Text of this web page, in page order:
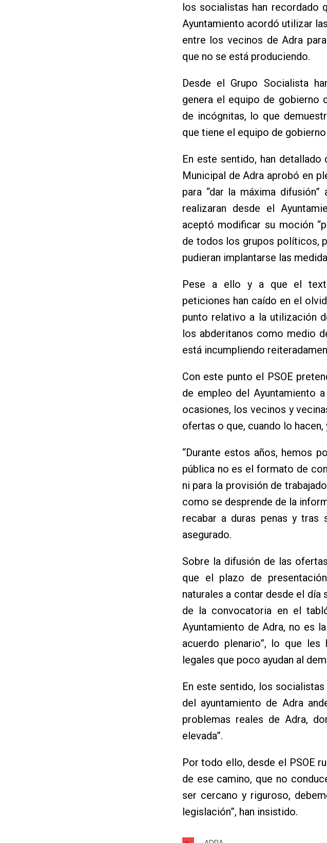
los socialistas han recordado
Ayuntamiento acordó utilizar
entre los vecinos de Adra
que no se está produciendo.
Desde el Grupo Socialista
genera el equipo de gobierno
de incógnitas, lo que
que tiene el equipo de
En este sentido, han
Municipal de Adra aprobó en
para “dar la máxima
realizaran desde el
aceptó modificar su moción
de todos los grupos políticos,
pudieran implantarse las
Pese a ello y a que el
peticiones han caído en el
punto relativo a la utilización
los abderitanos como medio
está incumpliendo
Con este punto el PSOE
de empleo del Ayuntamiento
ocasiones, los vecinos y
ofertas o que, cuando lo hacen,
“Durante estos años, hemos
pública no es el formato de
ni para la provisión de
como se desprende de la
recabar a duras penas y tras
asegurado.
Sobre la difusión de las
que el plazo de
naturales a contar desde el día
de la convocatoria en el
Ayuntamiento de Adra, no es
acuerdo plenario”, lo que les
legales que poco ayudan al
En este sentido, los
del ayuntamiento de Adra
problemas reales de Adra,
elevada”.
Por todo ello, desde el PSOE
de ese camino, que no
ser cercano y riguroso,
legislación”, han insistido.